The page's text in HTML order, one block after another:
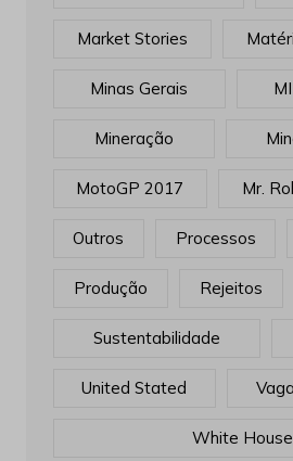
Market Stories
Minas Gerais
Mineração
MotoGP 2017 Mr.
Outros Processos
Produção Rejeitos
Sustentabilidade
United Stated
White House